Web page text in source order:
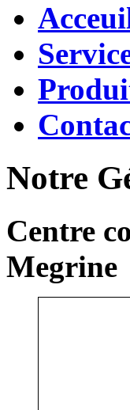
Notre
Centre
Megrine